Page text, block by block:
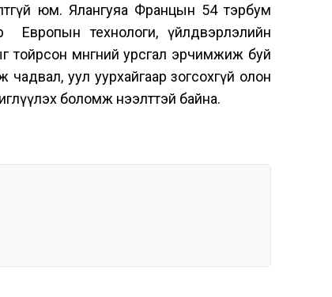
юм. Ялангуяа Францын 54 тэрбум
Европын технологи, үйлдвэрлэлийн
мөнгөний урсгал эрчимжиж буй
уул уурхайгаар зогсохгүй олон
боломж нээлттэй байна.